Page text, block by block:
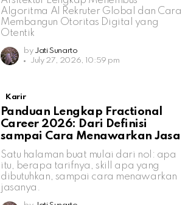
Algoritma AI Rekruter Global dan Cara
Membangun Otoritas Digital yang
Otentik
by Jati Sunarto
July 27, 2026, 10:59 pm
Karir
Panduan Lengkap Fractional
Career 2026: Dari Definisi
sampai Cara Menawarkan Jasa
Satu halaman buat mulai dari nol: apa
itu, berapa tarifnya, skill apa yang
dibutuhkan, sampai cara menawarkan
jasanya.